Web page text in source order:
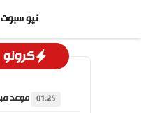
المحتوى
نيو سبوت
كرونو
01:25